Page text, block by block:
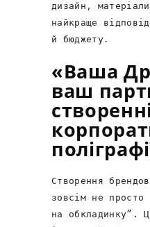
дизайн,
найкраще
й бюджету.
«Ваша
ваш
Створення
зовсім не просто
на обкладинку”.